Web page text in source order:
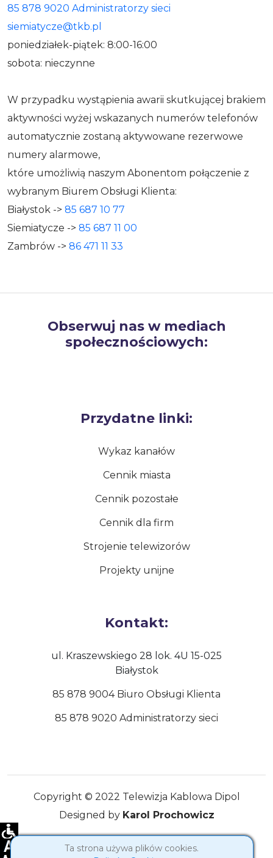
Ta strona używa plików cookies.
85 878 9020 Administratorzy sieci
siemiatycze@tkb.pl
poniedziałek-piątek: 8:00-16:00
sobota: nieczynne
W przypadku wystąpienia awarii skutkującej brakiem
aktywności wyżej wskazanych numerów telefonów
automatycznie zostaną aktywowane rezerwowe
numery alarmowe,
które umożliwią naszym Abonentom połączenie z
wybranym Biurem Obsługi Klienta:
Białystok -> 85 687 10 77
Siemiatycze -> 85 687 11 00
Zambrów -> 86 471 11 33
Obserwuj nas w mediach
społecznościowych:
Przydatne linki:
Wykaz kanałów
Cennik miasta
Cennik pozostałe
Cennik dla firm
Strojenie telewizorów
Projekty unijne
Kontakt:
ul. Kraszewskiego 28 lok. 4U 15-025
Białystok
85 878 9004 Biuro Obsługi Klienta
85 878 9020 Administratorzy sieci
Copyright © 2022 Telewizja Kablowa Dipol
Designed by Karol Prochowicz